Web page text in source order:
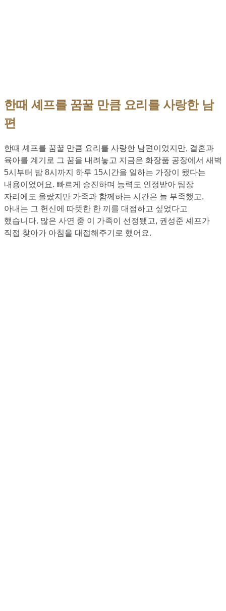
한때 셰프를 꿈꿀 만큼 요리를 사랑한 남
편
한때 셰프를 꿈꿀 만큼 요리를 사랑한 남편이었지만, 결혼과
육아를 계기로 그 꿈을 내려놓고 지금은 화장품 공장에서 새벽
5시부터 밤 8시까지 하루 15시간을 일하는 가장이 됐다는
내용이었어요. 빠르게 승진하며 능력도 인정받아 팀장
자리에도 올랐지만 가족과 함께하는 시간은 늘 부족했고,
아내는 그 헌신에 따뜻한 한 끼를 대접하고 싶었다고
했습니다. 많은 사연 중 이 가족이 선정됐고, 권성준 셰프가
직접 찾아가 아침을 대접해주기로 했어요.